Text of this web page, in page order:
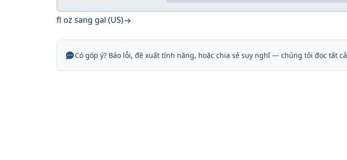
fl oz sang gal (US)
Có góp ý? Báo lỗi, đề xuất tính năng, hoặc chia sẻ suy nghĩ — chúng tôi đọc tất cả